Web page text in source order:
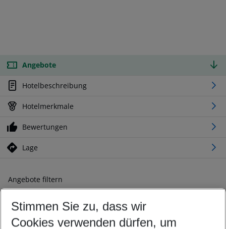
Angebote
Hotelbeschreibung
Hotelmerkmale
Bewertungen
Lage
Angebote filtern
Ändern Sie Ihre Kriterien nach Ihren Wünschen
Abflughafen wählen
Beliebiger Abflughafen
Stimmen Sie zu, dass wir
Cookies verwenden dürfen, um